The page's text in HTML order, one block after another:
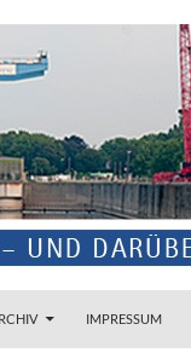
IMPRESSUM